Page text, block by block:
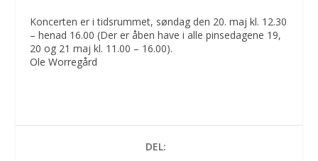
Koncerten er i tidsrummet, søndag den 20. maj kl. 12.30
– henad 16.00 (Der er åben have i alle pinsedagene 19,
20 og 21 maj kl. 11.00 – 16.00).
Ole Worregård
DEL: